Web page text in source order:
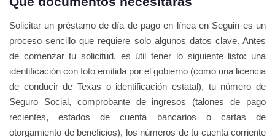
Solicitar un préstamo de día de pago en línea en Seguin es un
proceso sencillo que requiere solo algunos datos clave. Antes
de comenzar tu solicitud, es útil tener lo siguiente listo: una
identificación con foto emitida por el gobierno (como una licencia
de conducir de Texas o identificación estatal), tu número de
Seguro Social, comprobante de ingresos (talones de pago
recientes, estados de cuenta bancarios o cartas de
otorgamiento de beneficios), los números de tu cuenta corriente